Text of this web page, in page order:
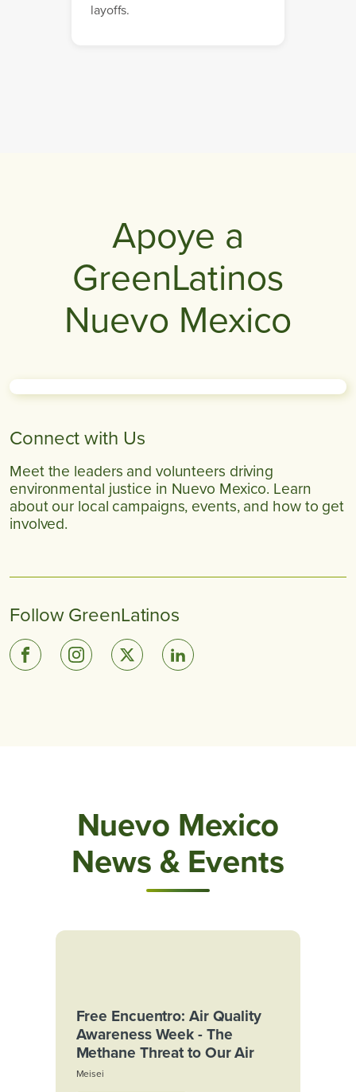
layoffs.
Apoye a
GreenLatinos
Nuevo Mexico
Connect with Us
Meet the leaders and volunteers driving
environmental justice in Nuevo Mexico. Learn
about our local campaigns, events, and how to get
involved.
Follow GreenLatinos
Nuevo Mexico
News & Events
Free Encuentro: Air Quality
Awareness Week - The
Methane Threat to Our Air
Meisei